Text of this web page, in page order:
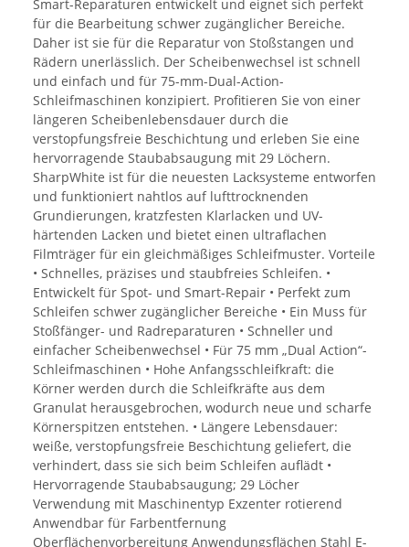
Smart-Reparaturen entwickelt und eignet sich perfekt
für die Bearbeitung schwer zugänglicher Bereiche.
Daher ist sie für die Reparatur von Stoßstangen und
Rädern unerlässlich. Der Scheibenwechsel ist schnell
und einfach und für 75-mm-Dual-Action-
Schleifmaschinen konzipiert. Profitieren Sie von einer
längeren Scheibenlebensdauer durch die
verstopfungsfreie Beschichtung und erleben Sie eine
hervorragende Staubabsaugung mit 29 Löchern.
SharpWhite ist für die neuesten Lacksysteme entworfen
und funktioniert nahtlos auf lufttrocknenden
Grundierungen, kratzfesten Klarlacken und UV-
härtenden Lacken und bietet einen ultraflachen
Filmträger für ein gleichmäßiges Schleifmuster. Vorteile
• Schnelles, präzises und staubfreies Schleifen. •
Entwickelt für Spot- und Smart-Repair • Perfekt zum
Schleifen schwer zugänglicher Bereiche • Ein Muss für
Stoßfänger- und Radreparaturen • Schneller und
einfacher Scheibenwechsel • Für 75 mm „Dual Action“-
Schleifmaschinen • Hohe Anfangsschleifkraft: die
Körner werden durch die Schleifkräfte aus dem
Granulat herausgebrochen, wodurch neue und scharfe
Körnerspitzen entstehen. • Längere Lebensdauer:
weiße, verstopfungsfreie Beschichtung geliefert, die
verhindert, dass sie sich beim Schleifen auflädt •
Hervorragende Staubabsaugung; 29 Löcher
Verwendung mit Maschinentyp Exzenter rotierend
Anwendbar für Farbentfernung
Oberflächenvorbereitung Anwendungsflächen Stahl E-